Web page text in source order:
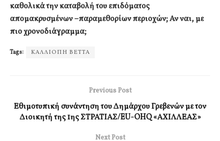
καθολικά την καταβολή του επιδόματος
απομακρυσμένων –παραμεθορίων περιοχών; Αν ναι, με
πιο χρονοδιάγραμμα;
Tags: ΚΑΛΛΙΟΠΗ ΒΕΤΤΑ
Previous Post
Εθιμοτυπική συνάντηση του Δημάρχου Γρεβενών με τον
Διοικητή της 1ης ΣΤΡΑΤΙΑΣ/EU-OHQ «ΑΧΙΛΛΕΑΣ»
Next Post